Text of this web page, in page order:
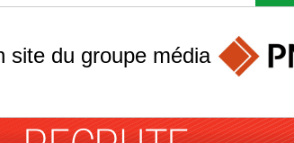
site du groupe média